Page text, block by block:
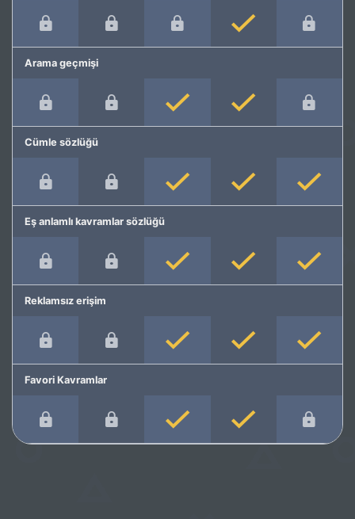
Arama geçmişi
Cümle sözlüğü
Eş anlamlı kavramlar sözlüğü
Reklamsız erişim
Favori Kavramlar